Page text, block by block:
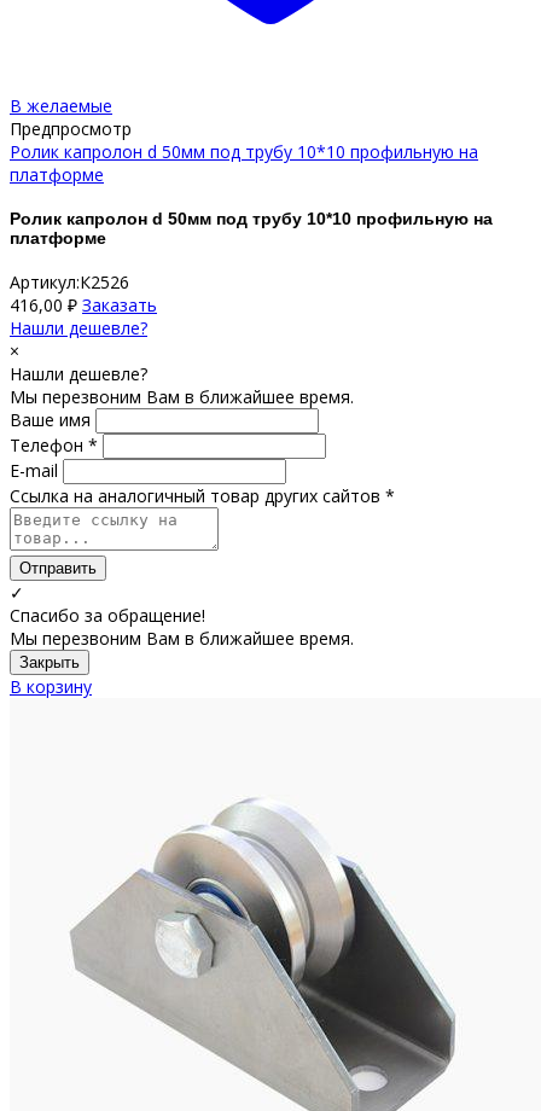
В желаемые
Предпросмотр
Ролик капролон d 50мм под трубу 10*10 профильную на
платформе
Ролик капролон d 50мм под трубу 10*10 профильную на
платформе
Артикул:К2526
416,00 ₽ Заказать
Нашли дешевле?
×
Нашли дешевле?
Мы перезвоним Вам в ближайшее время.
Ваше имя
Телефон *
E-mail
Ссылка на аналогичный товар других сайтов *
Отправить
✓
Спасибо за обращение!
Мы перезвоним Вам в ближайшее время.
Закрыть
В корзину